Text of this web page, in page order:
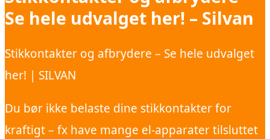
Se hele udvalget her! – Silvan
Stikkontakter og afbrydere – Se hele udvalget
her! | SILVAN
Du bør ikke belaste dine stikkontakter for
kraftigt – fx have mange el-apparater tilsluttet